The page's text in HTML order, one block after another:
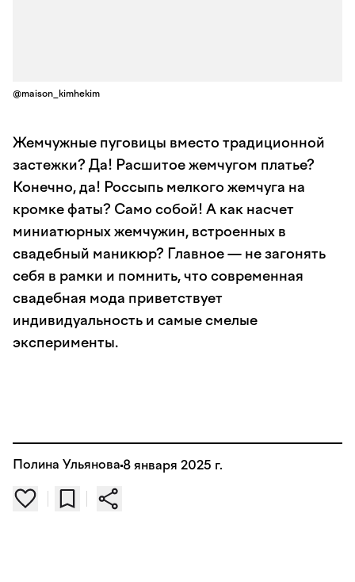
@maison_kimhekim
Жемчужные пуговицы вместо традиционной
застежки? Да! Расшитое жемчугом платье?
Конечно, да! Россыпь мелкого жемчуга на
кромке фаты? Само собой! А как насчет
миниатюрных жемчужин, встроенных в
свадебный маникюр? Главное — не загонять
себя в рамки и помнить, что современная
свадебная мода приветствует
индивидуальность и самые смелые
эксперименты.
Полина Ульянова 8 января 2025 г.